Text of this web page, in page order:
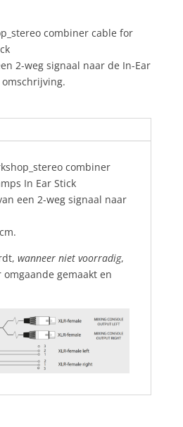
combiner cable for
2-weg signaal naar de In-Ear
combiner
In Ear Stick
een 2-weg signaal naar
wanneer niet voorradig,
gemaakt en